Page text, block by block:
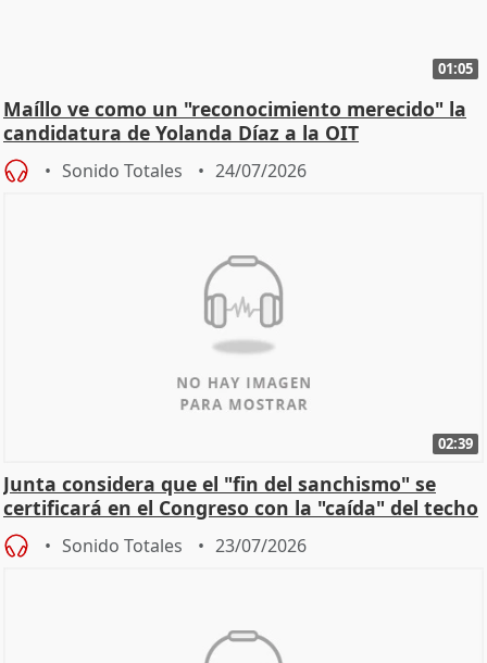
01:05
Maíllo ve como un "reconocimiento merecido" la
candidatura de Yolanda Díaz a la OIT
Sonido Totales 24/07/2026
02:39
Junta considera que el "fin del sanchismo" se
certificará en el Congreso con la "caída" del techo
de
Sonido Totales 23/07/2026